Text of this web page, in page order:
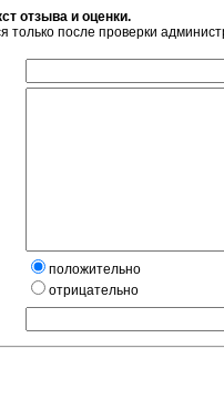
отзыва и оценки.
только после проверки
положительно
отрицательно